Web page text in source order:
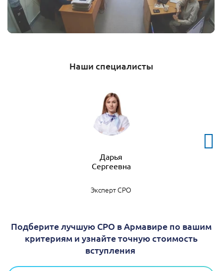
Наши специалисты
Дарья
Сергеевна
Эксперт СРО
Подберите лучшую СРО в Армавире по вашим
критериям и узнайте точную стоимость
вступления